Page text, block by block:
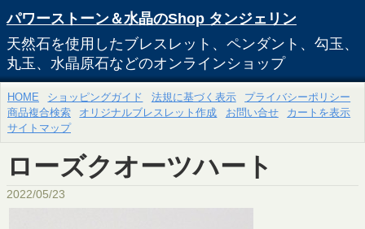
パワーストーン＆水晶のShop タンジェリン
天然石を使用したブレスレット、ペンダント、勾玉、
丸玉、水晶原石などのオンラインショップ
HOME ショッピングガイド 法規に基づく表示
プライバシーポリシー
商品複合検索
オリジナルブレスレット作成 お問い合せ
カートを表示
サイトマップ
ローズクオーツハート
2022/05/23